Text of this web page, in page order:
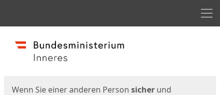
Start
Wenn Sie einer anderen Person sicher und